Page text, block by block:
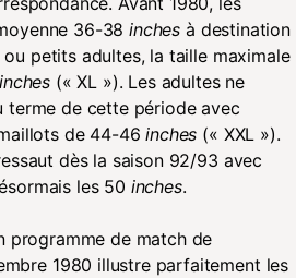
36-38inches à destination
petits adultes, la taille maximale
inches (« XL »). Les adultes ne
terme de cette période avec
de 44-46inches (« XXL »).
dès la saison 92/93 avec
les 50 inches.
programme de match de
1980 illustre parfaitement les